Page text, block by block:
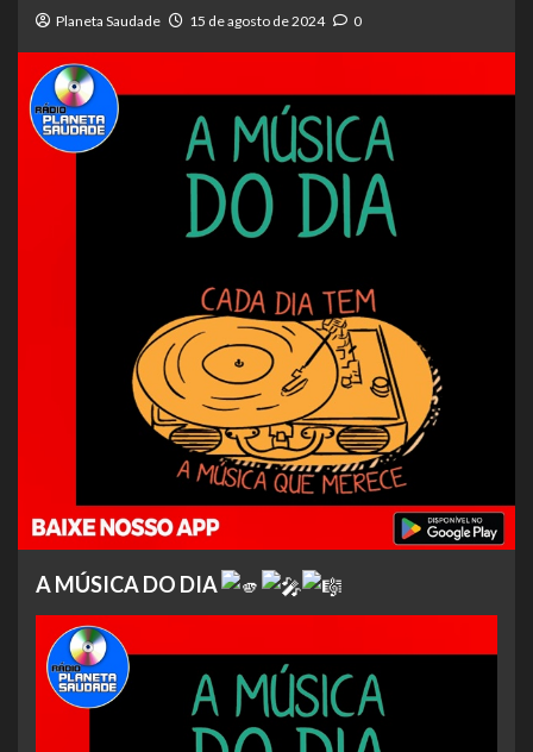
Planeta Saudade 15 de agosto de 2024 0
A MÚSICA DO DIA